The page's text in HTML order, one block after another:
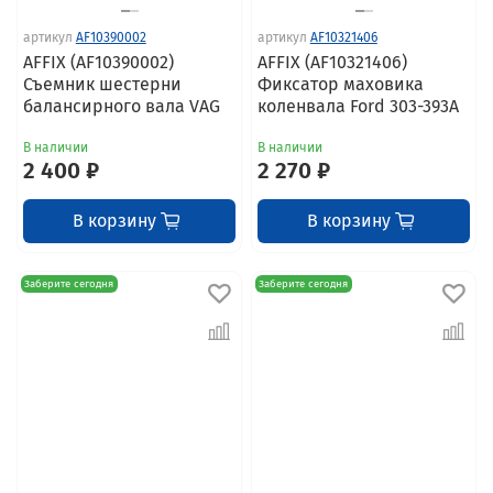
артикул AF10390002
AFFIX (AF10390002)
Съемник шестерни
балансирного вала VAG
В наличии
2 400 ₽
В корзину
артикул AF10321406
AFFIX (AF10321406)
Фиксатор маховика
коленвала Ford 303-393A
В наличии
2 270 ₽
В корзину
Заберите сегодня Заберите сегодня